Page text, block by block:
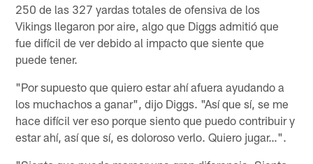
250 de las 327 yardas totales de ofensiva de los
Vikings llegaron por aire, algo que Diggs admitió que
fue difícil de ver debido al impacto que siente que
puede tener.
"Por supuesto que quiero estar ahí afuera ayudando a
los muchachos a ganar", dijo Diggs. "Así que sí, se me
hace difícil ver eso porque siento que puedo contribuir y
estar ahí, así que sí, es doloroso verlo. Quiero jugar…".